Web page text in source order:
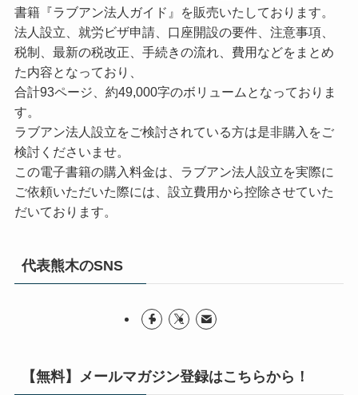
書籍『ラブアン法人ガイド』を販売いたしております。
法人設立、就労ビザ申請、口座開設の要件、注意事項、
税制、最新の税改正、手続きの流れ、費用などをまとめ
た内容となっており、
合計93ページ、約49,000字のボリュームとなっておりま
す。
ラブアン法人設立をご検討されている方は是非購入をご
検討くださいませ。
この電子書籍の購入料金は、ラブアン法人設立を実際に
ご依頼いただいた際には、設立費用から控除させていた
だいております。
代表熊木のSNS
【無料】メールマガジン登録はこちらから！